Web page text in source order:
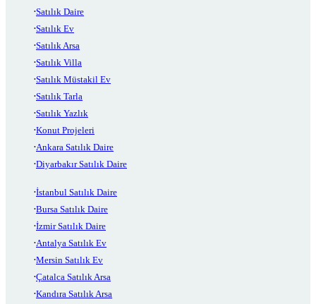
Satılık Daire
Satılık Ev
Satılık Arsa
Satılık Villa
Satılık Müstakil Ev
Satılık Tarla
Satılık Yazlık
Konut Projeleri
Ankara Satılık Daire
Diyarbakır Satılık Daire
İstanbul Satılık Daire
Bursa Satılık Daire
İzmir Satılık Daire
Antalya Satılık Ev
Mersin Satılık Ev
Çatalca Satılık Arsa
Kandıra Satılık Arsa